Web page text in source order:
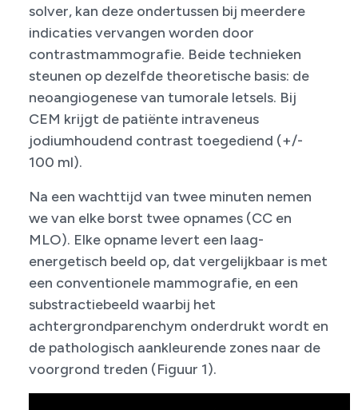
solver, kan deze ondertussen bij meerdere
indicaties vervangen worden door
contrastmammografie. Beide technieken
steunen op dezelfde theoretische basis: de
neoangiogenese van tumorale letsels. Bij
CEM krijgt de patiënte intraveneus
jodiumhoudend contrast toegediend (+/-
100 ml).
Na een wachttijd van twee minuten nemen
we van elke borst twee opnames (CC en
MLO). Elke opname levert een laag-
energetisch beeld op, dat vergelijkbaar is met
een conventionele mammografie, en een
substractiebeeld waarbij het
achtergrondparenchym onderdrukt wordt en
de pathologisch aankleurende zones naar de
voorgrond treden (Figuur 1).